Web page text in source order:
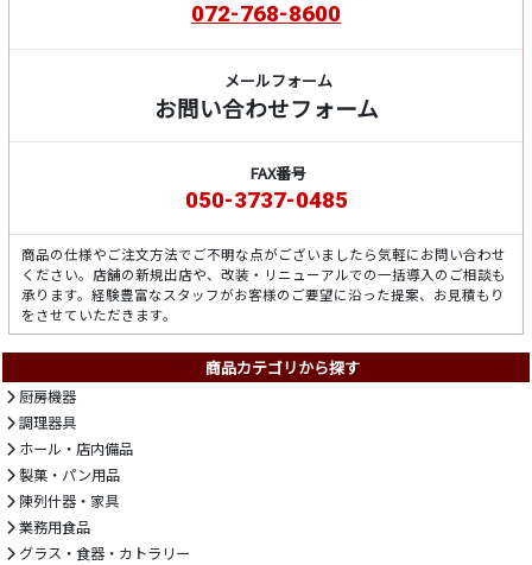
072-768-8600
メールフォーム
お問い合わせフォーム
FAX番号
050-3737-0485
商品の仕様やご注文方法でご不明な点がございましたら気軽にお問い合わせ
ください。店舗の新規出店や、改装・リニューアルでの一括導入のご相談も
承ります。経験豊富なスタッフがお客様のご要望に沿った提案、お見積もり
をさせていただきます。
商品カテゴリから探す
厨房機器
調理器具
ホール・店内備品
製菓・パン用品
陳列什器・家具
業務用食品
グラス・食器・カトラリー